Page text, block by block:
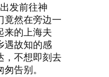
发前往神
竟然在旁边一
来的上海夫
遇故知的感
，不想即刻去
告别。